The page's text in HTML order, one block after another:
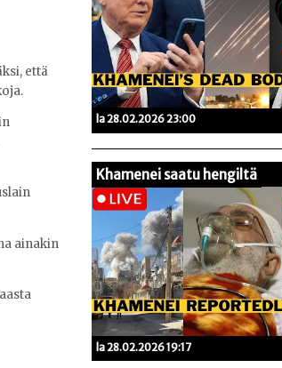
että
ainakin
la 28.02.2026 23:00
Khamenei saatu hengiltä
la 28.02.2026 19:17